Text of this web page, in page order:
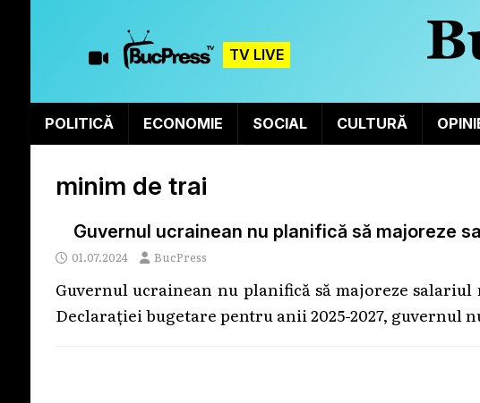
TV LIVE
POLITICĂ ECONOMIE SOCIAL CULTURĂ
minim de trai
Guvernul ucrainean nu planifică să majoreze
01.07.2024 BucPress
Guvernul ucrainean nu planifică să majoreze
Declarației bugetare pentru anii 2025-2027, guvernul